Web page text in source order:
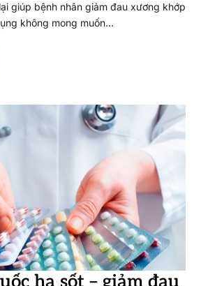
giúp bệnh nhân giảm đau xương khớp
không mong muốn…